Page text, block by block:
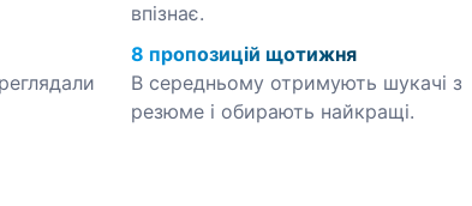
впізнає.
8 пропозицій щотижня
В середньому отримують шукачі з
резюме і обирають найкращі.